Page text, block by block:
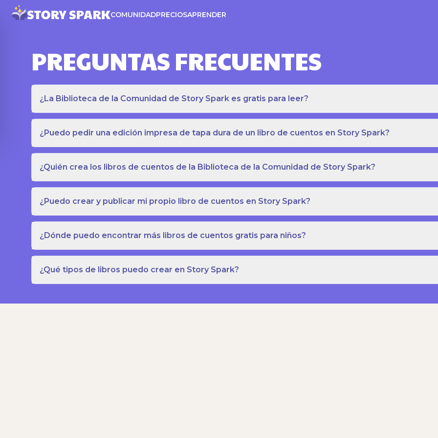
COMUNIDADPRECIOSAPRENDER
PREGUNTAS FRECUENTES
¿La Biblioteca de la Comunidad de Story Spark es gratis para leer?
¿Puedo pedir una edición impresa de tapa dura de un libro de cuentos en Story Spark?
¿Quién crea los libros de cuentos de la Biblioteca de la Comunidad de Story Spark?
¿Puedo crear y publicar mi propio libro de cuentos en Story Spark?
¿Dónde puedo encontrar más libros de cuentos gratis para niños?
¿Qué tipos de libros puedo crear en Story Spark?